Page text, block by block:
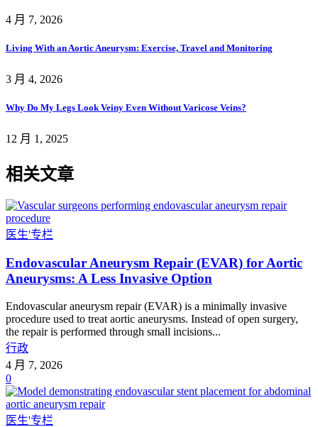
4 月 7, 2026
Living With an Aortic Aneurysm: Exercise, Travel and Monitoring
3 月 4, 2026
Why Do My Legs Look Veiny Even Without Varicose Veins?
12 月 1, 2025
相关文章
医生'专栏
Endovascular Aneurysm Repair (EVAR) for Aortic
Aneurysms: A Less Invasive Option
Endovascular aneurysm repair (EVAR) is a minimally invasive
procedure used to treat aortic aneurysms. Instead of open surgery,
the repair is performed through small incisions...
行政
4 月 7, 2026
0
医生'专栏